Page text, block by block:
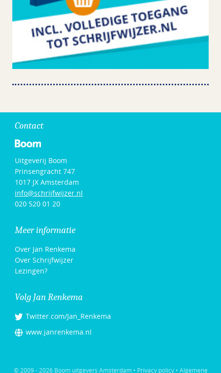
Contact
Uitgeverij Boom
Prinsengracht 747
1017 JX Amsterdam
info@schrijfwijzer.nl
020 520 01 20
Meer informatie
Over Jan Renkema
Over Schrijfwijzer
Lezingen?
Volg Jan Renkema
Twitter.com/Jan_Renkema
www.janrenkema.nl
© 2009 - 2026 Boom uitgevers Amsterdam • Privacy policy• Algemene